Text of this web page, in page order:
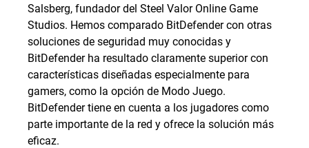
Salsberg, fundador del Steel Valor Online Game
Studios. Hemos comparado BitDefender con otras
soluciones de seguridad muy conocidas y
BitDefender ha resultado claramente superior con
características diseñadas especialmente para
gamers, como la opción de Modo Juego.
BitDefender tiene en cuenta a los jugadores como
parte importante de la red y ofrece la solución más
eficaz.